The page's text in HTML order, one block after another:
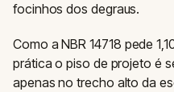
focinhos dos degraus.
Como a NBR 14718 pede
prática o piso de projeto é
apenas no trecho alto da